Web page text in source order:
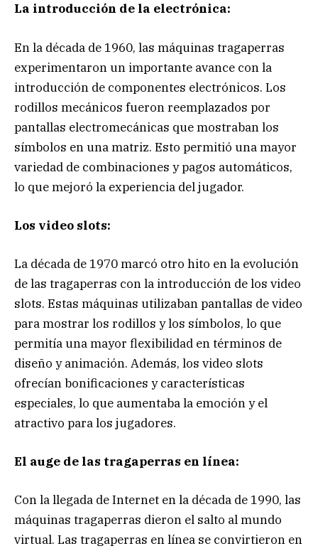
La introducción de la electrónica:
En la década de 1960, las máquinas tragaperras
experimentaron un importante avance con la
introducción de componentes electrónicos. Los
rodillos mecánicos fueron reemplazados por
pantallas electromecánicas que mostraban los
símbolos en una matriz. Esto permitió una mayor
variedad de combinaciones y pagos automáticos,
lo que mejoró la experiencia del jugador.
Los video slots:
La década de 1970 marcó otro hito en la evolución
de las tragaperras con la introducción de los video
slots. Estas máquinas utilizaban pantallas de video
para mostrar los rodillos y los símbolos, lo que
permitía una mayor flexibilidad en términos de
diseño y animación. Además, los video slots
ofrecían bonificaciones y características
especiales, lo que aumentaba la emoción y el
atractivo para los jugadores.
El auge de las tragaperras en línea:
Con la llegada de Internet en la década de 1990, las
máquinas tragaperras dieron el salto al mundo
virtual. Las tragaperras en línea se convirtieron en